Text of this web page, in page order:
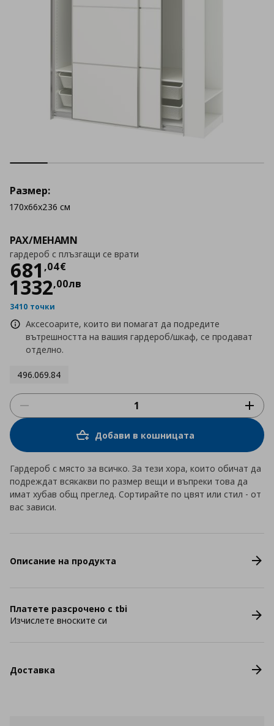
PAX/MEHAMN
гардероб с плъзгащи се врати
681 ,04€
Цена681,04 €
1332,00лв
3410 точки
Аксесоарите, които ви помагат да подредите
вътрешността на вашия гардероб/шкаф, се продават
отделно.
496.069.84
Размер:
170x66x236 см
Добави в кошницата
Гардероб с място за всичко. За тези хора, които обичат да
подреждат всякакви по размер вещи и въпреки това да
имат хубав общ преглед. Сортирайте по цвят или стил - от
вас зависи.
Описание на продукта
Платете разсрочено с tbi
Изчислете вноските си
Доставка